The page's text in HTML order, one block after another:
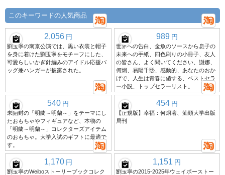
このキーワードの人気商品
2,056 円
劉玉寧の南京公演では、黒い衣装と帽子
を身に着けた劉玉寧をモチーフにした、
可愛らしいかぎ針編みのアイドル応援バ
ッグ兼ハンガーが披露された。
989 円
世界への告白、金魚のソースから息子の
未来への手紙、四色刷りの小冊子、友人
の皆さん、よく聞いてください、謝娜、
何炯、易陽千熙、感動的、あなたのおか
げで、人生は青春に値する、ベストセラ
ー小説、トップセラーリスト。
540 円
未開封の「明蘭～明蘭～」をテーマにし
たおもちゃやフィギュアなど、本物の
「明蘭～明蘭～」コレクターズアイテム
のおもちゃ。大学入試のギフトに最適で
す。
454 円
【正規版】幸福：何炯著、汕頭大学出版
局刊
1,170 円
劉玉寧のWeiboストーリーブックコレク
1,151 円
劉玉寧の2015-2025年ウェイボーストー